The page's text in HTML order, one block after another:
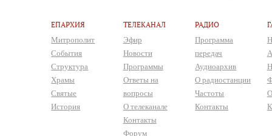
ЕПАРХИЯ
Митрополит
События
Структура
Храмы
Святые
История
ТЕЛЕКАНАЛ
Эфир
Новости
Программы
Ответы на
вопросы
О телеканале
Контакты
Форум
РАДИО
Программа
передач
Аудиоархив
О радиостанции
Частоты
Контакты